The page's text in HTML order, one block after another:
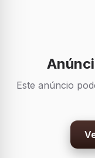
Este anúncio